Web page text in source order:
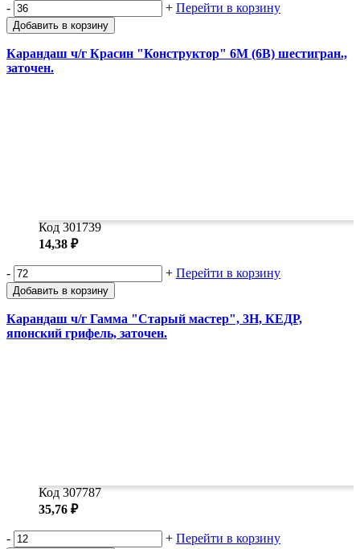
- + Перейти в корзину
Добавить в корзину
Карандаш ч/г Красин "Конструктор" 6М (6B) шестигран.,
заточен.
Код 301739
14,38 ₽
- + Перейти в корзину
Добавить в корзину
Карандаш ч/г Гамма "Старый мастер", 3H, КЕДР,
японский грифель, заточен.
Код 307787
35,76 ₽
- + Перейти в корзину